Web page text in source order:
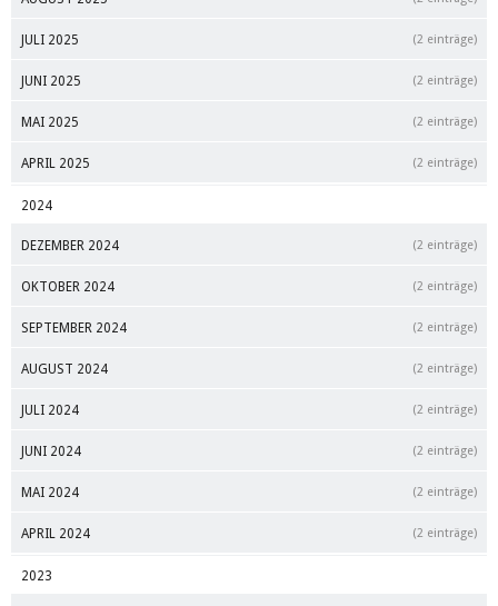
JULI 2025 (2 einträge)
JUNI 2025 (2 einträge)
MAI 2025 (2 einträge)
APRIL 2025 (2 einträge)
2024
DEZEMBER 2024 (2 einträge)
OKTOBER 2024 (2 einträge)
SEPTEMBER 2024 (2 einträge)
AUGUST 2024 (2 einträge)
JULI 2024 (2 einträge)
JUNI 2024 (2 einträge)
MAI 2024 (2 einträge)
APRIL 2024 (2 einträge)
2023